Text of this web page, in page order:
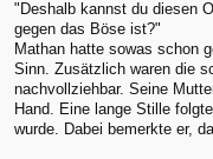
"Deshalb kannst du diesen
gegen das Böse ist?"
Mathan hatte sowas schon
Sinn. Zusätzlich waren die
nachvollziehbar. Seine
Hand. Eine lange Stille
wurde. Dabei bemerkte er,